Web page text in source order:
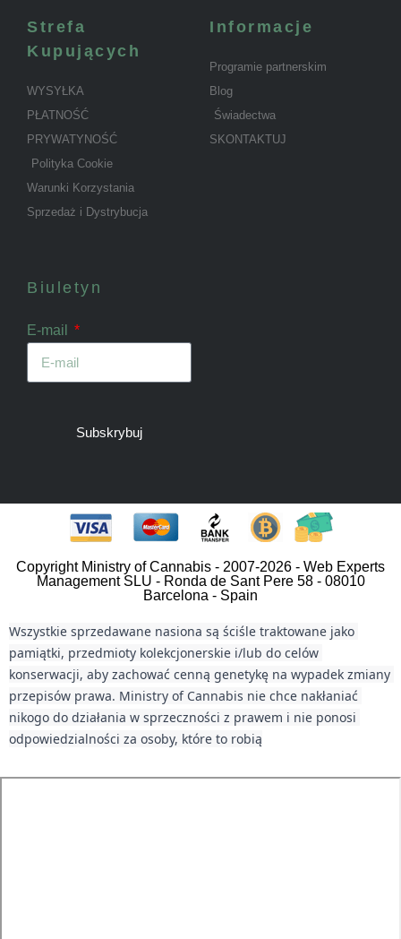
Strefa
Kupujących
WYSYŁKA
PŁATNOŚĆ
PRYWATYNOŚĆ
Polityka Cookie
Warunki Korzystania
Sprzedaż i Dystrybucja
Informacje
Programie partnerskim
Blog
Świadectwa
SKONTAKTUJ
Biuletyn
E-mail
Subskrybuj
Copyright Ministry of Cannabis - 2007-2026 - Web Experts
Management SLU - Ronda de Sant Pere 58 - 08010
Barcelona - Spain
Wszystkie sprzedawane nasiona są ściśle traktowane jako
pamiątki, przedmioty kolekcjonerskie i/lub do celów
konserwacji, aby zachować cenną genetykę na wypadek zmiany
przepisów prawa. Ministry of Cannabis nie chce nakłaniać
nikogo do działania w sprzeczności z prawem i nie ponosi
odpowiedzialności za osoby, które to robią